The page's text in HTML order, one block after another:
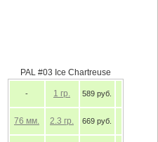
PAL #03 Ice Chartreuse
- 1 гр. 589 руб.
76 мм. 2.3 гр. 669 руб.